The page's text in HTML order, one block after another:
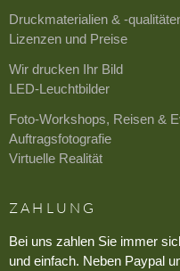
Druckmaterialien & -
Lizenzen und Preise
Wir drucken Ihr Bild
LED-Leuchtbilder
Foto-Workshops, Reisen &
Auftragsfotografie
Virtuelle Realität
ZAHLUNG
Bei uns zahlen Sie immer
und einfach. Neben Paypal